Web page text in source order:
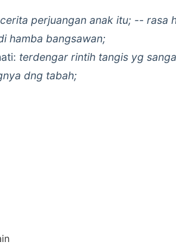
perjuangan anak itu; -- rasa
hamba bangsawan;
terdengar rintih tangis yg
dng tabah;